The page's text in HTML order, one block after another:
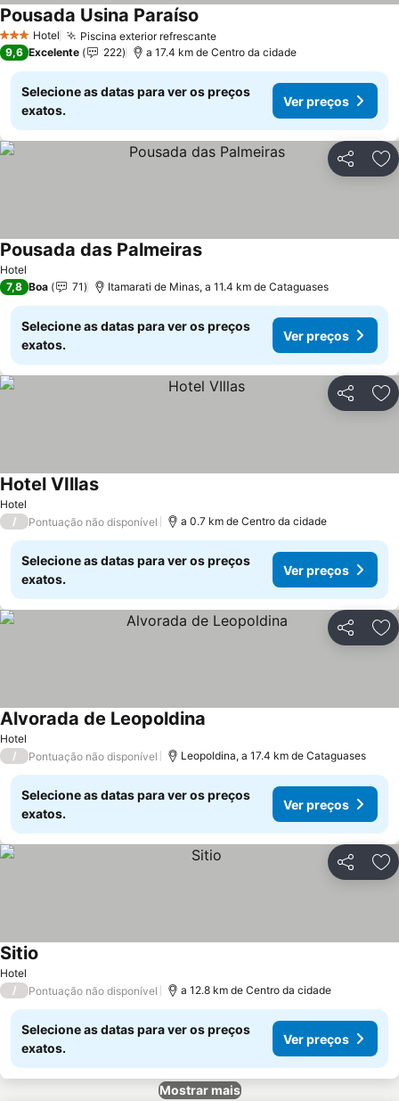
3 EstrelasHotel Piscina exterior refrescante
Pousada Usina Paraíso
9,6 Excelente 222 a 17.4 km de Centro da cidade
Selecione as datas para ver os preços
exatos.
Ver preços
Partilhar
Hotel
Pousada das Palmeiras
7,8 Boa 71 Itamarati de Minas, a 11.4 km de Cataguases
Selecione as datas para ver os preços
exatos.
Ver preços
Partilhar
Hotel
Hotel VIllas
/ Pontuação não disponível a 0.7 km de Centro da cidade
Selecione as datas para ver os preços
exatos.
Ver preços
Partilhar
Hotel
Alvorada de Leopoldina
/ Pontuação não disponível Leopoldina, a 17.4 km de Cataguases
Selecione as datas para ver os preços
exatos.
Ver preços
Partilhar
Hotel
Sitio
/ Pontuação não disponível a 12.8 km de Centro da cidade
Selecione as datas para ver os preços
exatos.
Ver preços
Mostrar mais